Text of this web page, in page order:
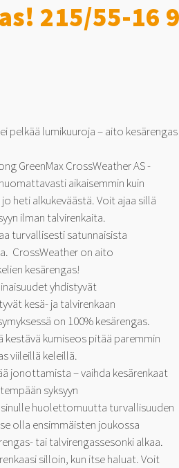
215/55-16
pelkää lumikuuroja – aito kesärengas
GreenMax CrossWeather AS -
aikaisemmin kuin
heti alkukeväästä. Voit ajaa sillä
ilman talvirenkaita.
turvallisesti satunnaisista
CrossWeather on aito
kesärengas!
yhdistyvät
kesä- ja talvirenkaan
on 100% kesärengas.
kestävä kumiseos pitää paremmin
viileillä keleillä.
jonottamista – vaihda kesärenkaat
syksyyn
huolettomuutta turvallisuuden
olla ensimmäisten joukossa
tai talvirengassesonki alkaa.
silloin, kun itse haluat. Voit